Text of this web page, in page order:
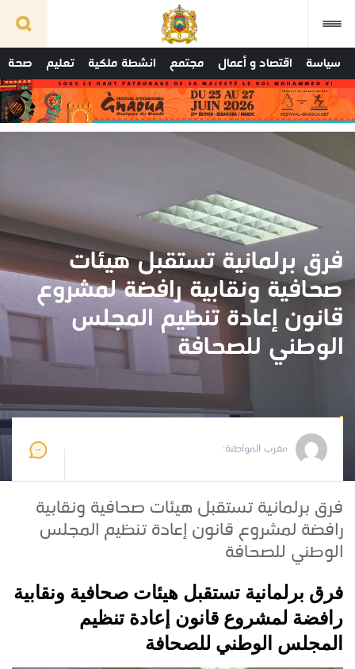
سياسة اقتصاد و أعمال مجتمع انشطة ملكية تعليم صحة
فرق برلمانية تستقبل هيئات
صحافية ونقابية رافضة لمشروع
قانون إعادة تنظيم المجلس
الوطني للصحافة
مغرب المواطنة:
فرق برلمانية تستقبل هيئات صحافية ونقابية
رافضة لمشروع قانون إعادة تنظيم المجلس
الوطني للصحافة
فرق برلمانية تستقبل هيئات صحافية ونقابية
رافضة لمشروع قانون إعادة تنظيم
المجلس الوطني للصحافة